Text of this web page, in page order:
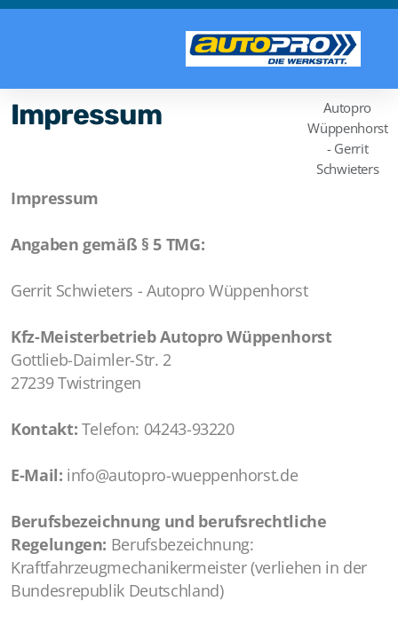
Autopro
Wüppenhorst
- Gerrit
Schwieters
Impressum
Impressum
Angaben gemäß § 5 TMG:
Gerrit Schwieters - Autopro Wüppenhorst
Kfz-Meisterbetrieb Autopro Wüppenhorst
Gottlieb-Daimler-Str. 2
27239 Twistringen
Kontakt: Telefon: 04243-93220
E-Mail: info@autopro-wueppenhorst.de
Berufsbezeichnung und berufsrechtliche
Regelungen: Berufsbezeichnung:
Kraftfahrzeugmechanikermeister (verliehen in der
Bundesrepublik Deutschland)